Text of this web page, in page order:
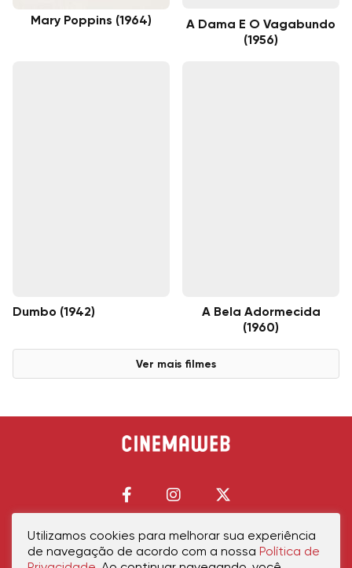
Mary Poppins (1964)
A Dama E O Vagabundo
(1956)
Dumbo (1942)
A Bela Adormecida
(1960)
Ver mais filmes
Início Política de PrivacidadePolítica de CookiesContatoSobre Nós
Utilizamos cookies para melhorar sua experiência
de navegação de acordo com a nossa Política de